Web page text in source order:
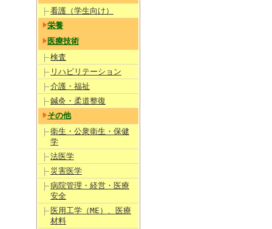
看護（学生向け）
栄養
医療技術
検査
リハビリテーション
介護・福祉
鍼灸・柔道整復
その他
衛生・公衆衛生・保健
学
法医学
災害医学
病院管理・経営・医療
安全
医用工学（ME）、医療
材料